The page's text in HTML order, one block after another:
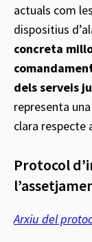
actuals com
dispositius
concreta
dels serveis
representa
clara respecte
Protocol
Arxiu del